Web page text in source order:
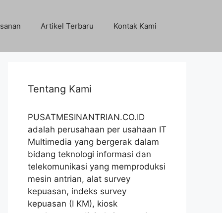
Artikel Terbaru Kontak Kami
Tentang Kami
PUSATMESINANTRIAN.CO.ID
adalah perusahaan per usahaan IT
Multimedia yang bergerak dalam
bidang teknologi informasi dan
telekomunikasi yang memproduksi
mesin antrian, alat survey
kepuasan, indeks survey
kepuasan (I KM), kiosk